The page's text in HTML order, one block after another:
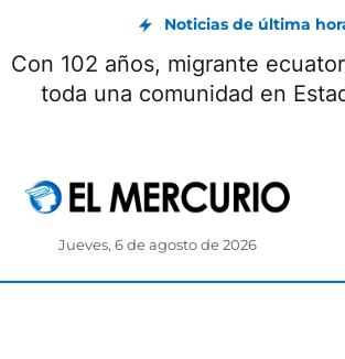
Noticias de última
de
Con 102 años, migrante
toda una comunidad en
Jueves, 6 de agosto de 2026